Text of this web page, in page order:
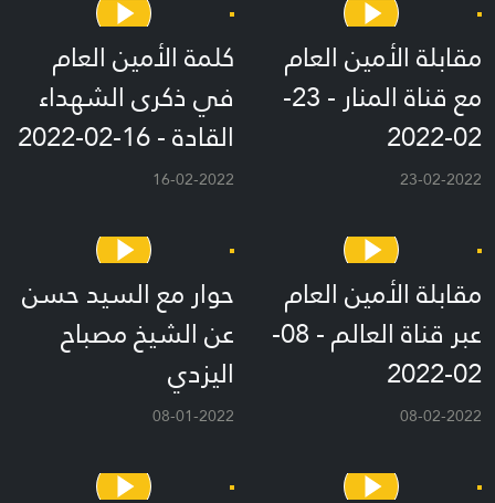
مقابلة الأمين العام
مع قناة المنار - 23-
02-2022
23-02-2022
كلمة الأمين العام
في ذكرى الشهداء
القادة - 16-02-2022
16-02-2022
مقابلة الأمين العام
عبر قناة العالم - 08-
02-2022
08-02-2022
حوار مع السيد حسن
عن الشيخ مصباح
اليزدي
08-01-2022